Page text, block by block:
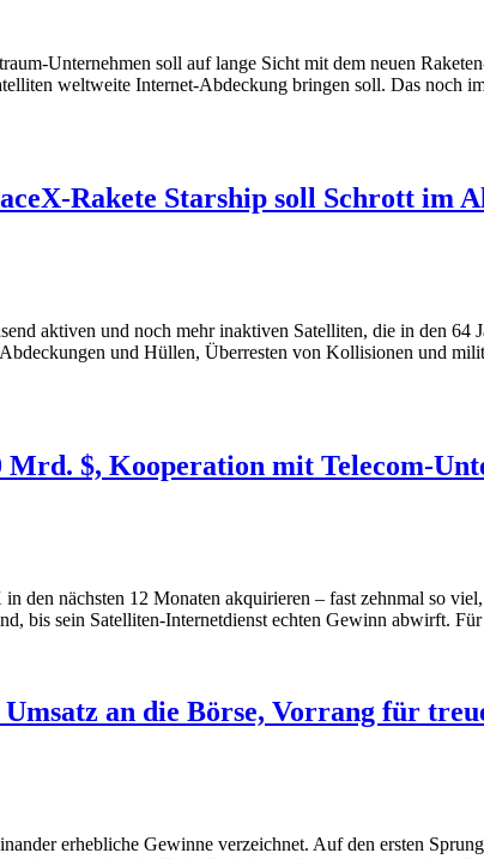
Unternehmen soll auf lange Sicht mit dem neuen
weltweite Internet-Abdeckung bringen soll. Das noch
Rakete Starship soll Schrott im
aktiven und noch mehr inaktiven Satelliten, die in den
und Hüllen, Überresten von Kollisionen und
$, Kooperation mit Telecom-
nächsten 12 Monaten akquirieren – fast zehnmal so
bis sein Satelliten-Internetdienst echten Gewinn abwirft.
an die Börse, Vorrang für
erhebliche Gewinne verzeichnet. Auf den ersten